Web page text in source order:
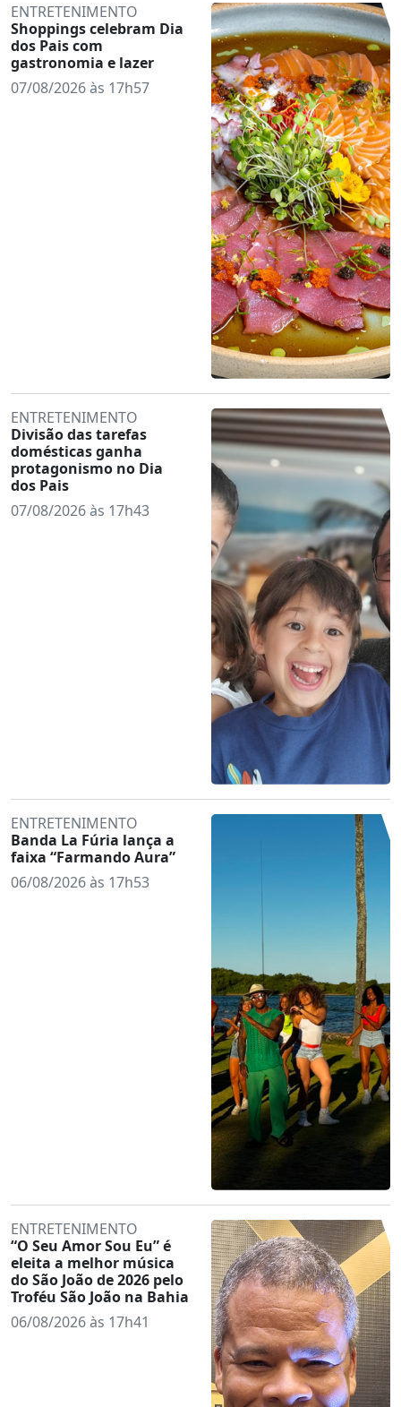
ENTRETENIMENTO
Shoppings celebram Dia
dos Pais com
gastronomia e lazer
07/08/2026 às 17h57
ENTRETENIMENTO
Divisão das tarefas
domésticas ganha
protagonismo no Dia
dos Pais
07/08/2026 às 17h43
ENTRETENIMENTO
Banda La Fúria lança a
faixa “Farmando Aura”
06/08/2026 às 17h53
ENTRETENIMENTO
“O Seu Amor Sou Eu” é
eleita a melhor música
do São João de 2026 pelo
Troféu São João na Bahia
06/08/2026 às 17h41